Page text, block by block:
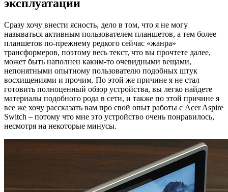
эксплуатации
Сразу хочу внести ясность, дело в том, что я не могу
называться активным пользователем планшетов, а тем более
планшетов по-прежнему редкого сейчас «жанра»
трансформеров, поэтому весь текст, что вы прочтете далее,
может быть наполнен каким-то очевидными вещами,
непонятными опытному пользователю подобных штук
восхищениями и прочим. По этой же причине я не стал
готовить полноценный обзор устройства, вы легко найдете
материалы подобного рода в сети, и также по этой причине я
все же хочу рассказать вам про свой опыт работы с Acer Aspire
Switch – потому что мне это устройство очень понравилось,
несмотря на некоторые минусы.